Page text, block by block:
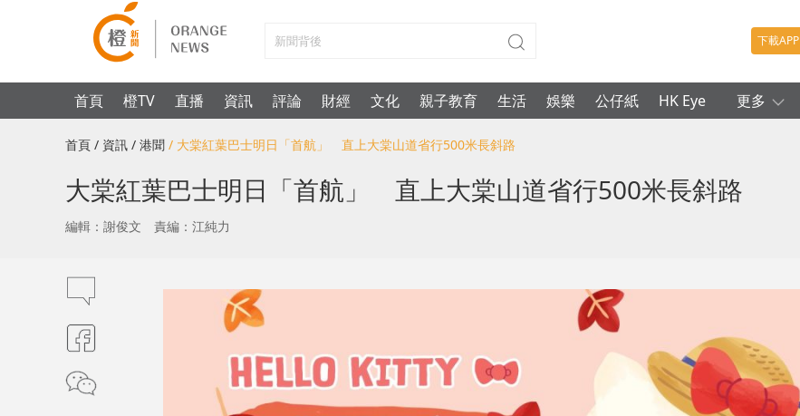
下載APP
首頁 橙TV 直播 資訊 評論 財經 文化 親子教育 生活 娛樂 公仔紙 HK Eye 更多
首頁 / 資訊 / 港聞 / 大棠紅葉巴士明日「首航」 直上大棠山道省行500米長斜路
大棠紅葉巴士明日「首航」 直上大棠山道省行500米長斜路
編輯：謝俊文 責編：江純力